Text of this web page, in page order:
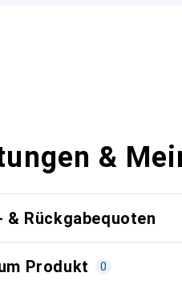
&
& Rückgabequoten
Produkt 0